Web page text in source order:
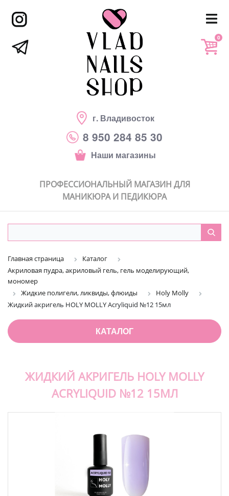
г. Владивосток
8 950 284 85 30
Наши магазины
0
ПРОФЕССИОНАЛЬНЫЙ МАГАЗИН ДЛЯ
МАНИКЮРА И ПЕДИКЮРА
Главная страница
Каталог
Акриловая пудра, акриловый гель, гель моделирующий,
мономер
Жидкие полигели, ликвиды, флюиды
Holy Molly
Жидкий акригель HOLY MOLLY Acryliquid №12 15мл
КАТАЛОГ
ЖИДКИЙ АКРИГЕЛЬ HOLY MOLLY
ACRYLIQUID №12 15МЛ